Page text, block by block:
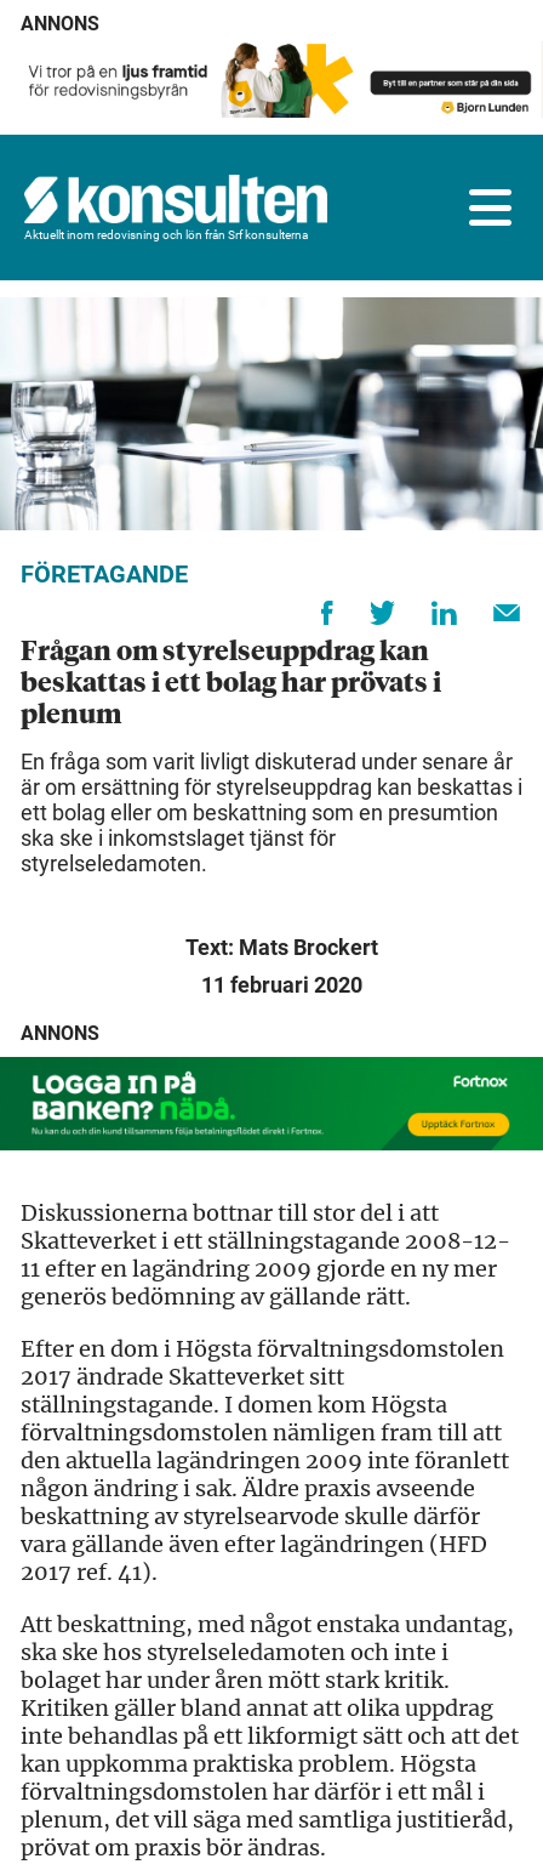
ANNONS
Aktuellt inom redovisning och lön från Srf konsulterna
FÖRETAGANDE
Frågan om styrelseuppdrag kan
beskattas i ett bolag har prövats i
plenum
En fråga som varit livligt diskuterad under senare år
är om ersättning för styrelseuppdrag kan beskattas i
ett bolag eller om beskattning som en presumtion
ska ske i inkomstslaget tjänst för
styrelseledamoten.
Text: Mats Brockert
11 februari 2020
ANNONS
Diskussionerna bottnar till stor del i att
Skatteverket i ett ställningstagande 2008-12-
11 efter en lagändring 2009 gjorde en ny mer
generös bedömning av gällande rätt.
Efter en dom i Högsta förvaltningsdomstolen
2017 ändrade Skatteverket sitt
ställningstagande. I domen kom Högsta
förvaltningsdomstolen nämligen fram till att
den aktuella lagändringen 2009 inte föranlett
någon ändring i sak. Äldre praxis avseende
beskattning av styrelsearvode skulle därför
vara gällande även efter lagändringen (HFD
2017 ref. 41).
Att beskattning, med något enstaka undantag,
ska ske hos styrelseledamoten och inte i
bolaget har under åren mött stark kritik.
Kritiken gäller bland annat att olika uppdrag
inte behandlas på ett likformigt sätt och att det
kan uppkomma praktiska problem. Högsta
förvaltningsdomstolen har därför i ett mål i
plenum, det vill säga med samtliga justitieråd,
prövat om praxis bör ändras.